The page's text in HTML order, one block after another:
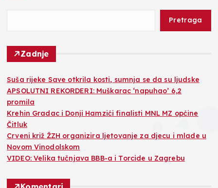
Pretraga
Zadnje
Suša rijeke Save otkrila kosti, sumnja se da su ljudske
APSOLUTNI REKORDERI: Muškarac ‘napuhao’ 6,2
promila
Krehin Gradac i Donji Hamzići finalisti MNL MZ općine
Čitluk
Crveni križ ŽZH organizira ljetovanje za djecu i mlade u
Novom Vinodolskom
VIDEO: Velika tučnjava BBB-a i Torcide u Zagrebu